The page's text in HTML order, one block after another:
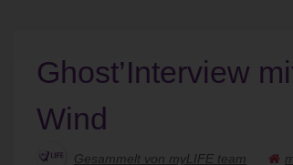
Ghost’Interview
Wind
Gesammelt von myLIFE team